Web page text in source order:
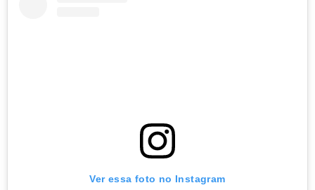
Ver essa foto no Instagram